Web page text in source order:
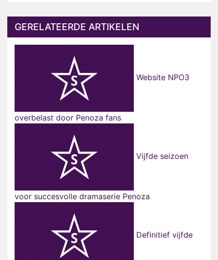
GERELATEERDE ARTIKELEN
Website NPO3
overbelast door Penoza fans
Vijfde seizoen
voor succesvolle dramaserie Penoza
Definitief vijfde